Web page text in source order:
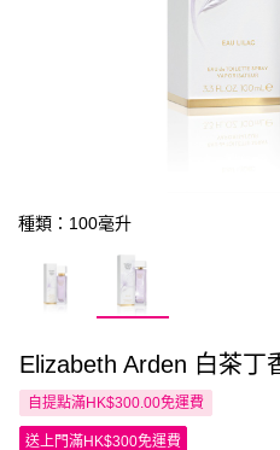
種類：100毫升
Elizabeth Arden 白茶丁
自提點滿HK$300.00免運費
送上門滿HK$300免運費